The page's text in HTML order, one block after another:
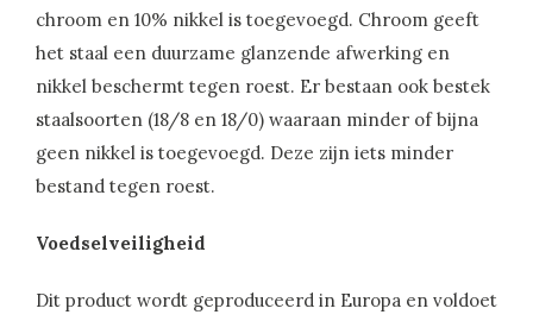
chroom en 10% nikkel is toegevoegd. Chroom geeft
het staal een duurzame glanzende afwerking en
nikkel beschermt tegen roest. Er bestaan ook bestek
staalsoorten (18/8 en 18/0) waaraan minder of bijna
geen nikkel is toegevoegd. Deze zijn iets minder
bestand tegen roest.
Voedselveiligheid
Dit product wordt geproduceerd in Europa en voldoet